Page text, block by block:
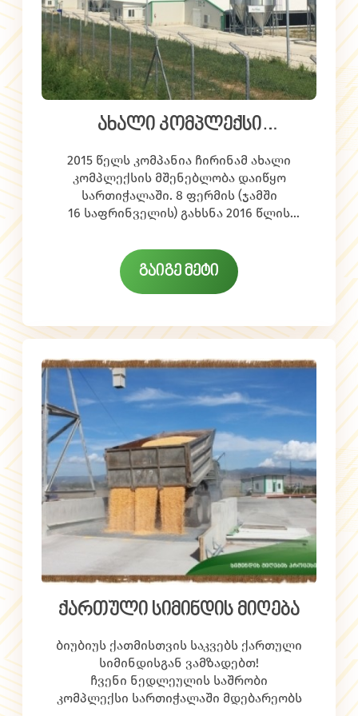
ახალი კომპლექსი
სართიჭალაში
2015 წელს კომპანია ჩირინამ ახალი
კომპლექსის მშენებლობა დაიწყო
სართიჭალაში. 8 ფერმის (ჯამში
16 საფრინველის) გახსნა 2016 წლის
ამ ეტაპზე სამშენებლო სამუშაოები
მიმდინარეობს, რომელზეც კომპანიას
200-მდე ადამიანი ჰყავს დასაქმებული.
დასაქმდება.
ფერმერული კომპლექსის გახსნით
გაიზრდება, და სადისტრიბუციო
ქსელიც გაფართოვდება. 2016 წელს
ვგეგმავთ რეგიონებში აქტიურად
გაიგე მეტი
ქართული სიმინდის მიღება
ბიუბიუს ქათმისთვის საკვებს ქართული
სიმინდისგან ვამზადებთ!
ჩვენი ნედლეულის საშრობი
კომპლექსი სართიჭალაში მდებარეობს